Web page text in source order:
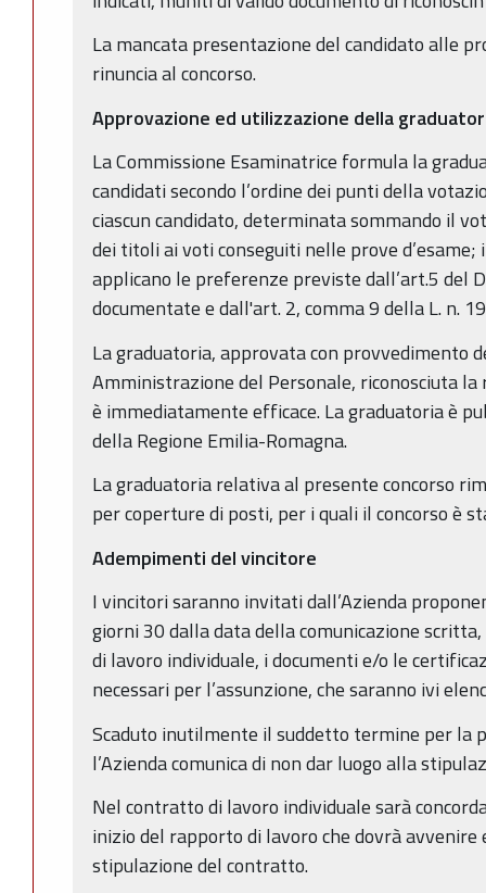
La mancata presentazione del candidato alle
rinuncia al concorso.
Approvazione ed utilizzazione della
La Commissione Esaminatrice formula la
candidati secondo l’ordine dei punti della
ciascun candidato, determinata sommando il
dei titoli ai voti conseguiti nelle prove d’esame;
applicano le preferenze previste dall’art.5 del
documentate e dall'art. 2, comma 9 della L. n.
La graduatoria, approvata con provvedimento
Amministrazione del Personale, riconosciuta
è immediatamente efficace. La graduatoria è
della Regione Emilia-Romagna.
La graduatoria relativa al presente concorso
per coperture di posti, per i quali il concorso è
Adempimenti del vincitore
I vincitori saranno invitati dall’Azienda
giorni 30 dalla data della comunicazione
di lavoro individuale, i documenti e/o le
necessari per l’assunzione, che saranno ivi
Scaduto inutilmente il suddetto termine per la
l’Azienda comunica di non dar luogo alla
Nel contratto di lavoro individuale sarà
inizio del rapporto di lavoro che dovrà
stipulazione del contratto.